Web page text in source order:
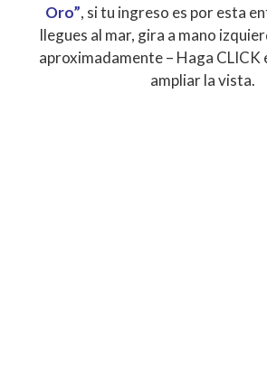
Oro”, si tu ingreso es por esta
llegues al mar, gira a mano
aproximadamente – Haga CLICK
ampliar la vista.